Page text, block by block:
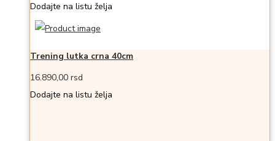
Dodajte na listu želja
Trening lutka crna 40cm
16.890,00 rsd
Dodajte na listu želja